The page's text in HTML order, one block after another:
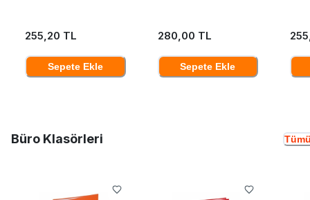
255,20 TL
Sepete Ekle
280,00 TL
Sepete Ekle
Büro Klasörleri